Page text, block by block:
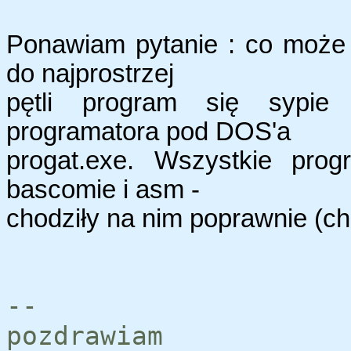
Ponawiam pytanie : co
do najprostrzej
pętli program się sypie
programatora pod DOS'a
progat.exe. Wszystkie
bascomie i asm -
chodziły na nim poprawnie
--
pozdrawiam